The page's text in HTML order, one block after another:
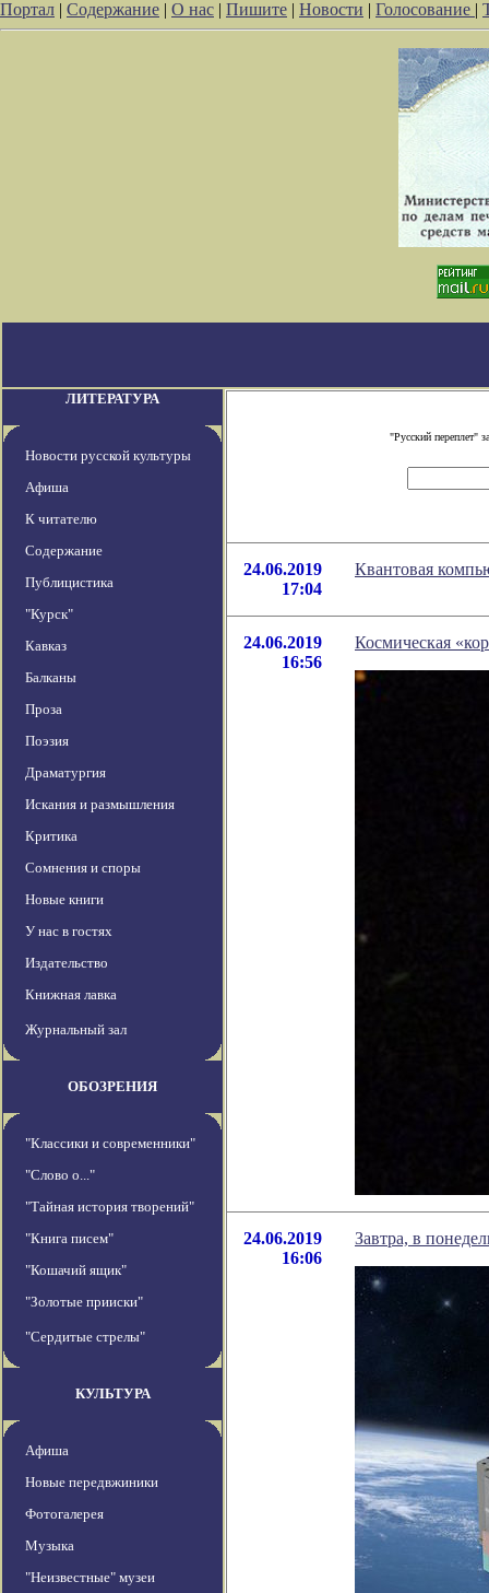
Портал | Содержание | О нас | Пишите | Новости | Голосование |
ЛИТЕРАТУРА
Новости русской культуры
Афиша
К читателю
Содержание
Публицистика
"Курск"
Кавказ
Балканы
Проза
Поэзия
Драматургия
Искания и размышления
Критика
Сомнения и споры
Новые книги
У нас в гостях
Издательство
Книжная лавка
Журнальный зал
ОБОЗРЕНИЯ
"Классики и современники"
"Слово о..."
"Тайная история творений"
"Книга писем"
"Кошачий ящик"
"Золотые прииски"
"Сердитые стрелы"
КУЛЬТУРА
Афиша
Новые передвжиники
Фотогалерея
Музыка
"Неизвестные" музеи
"Русский переплет"
24.06.2019
17:04
Квантовая
24.06.2019
16:56
Космическая
24.06.2019
16:06
Завтра, в